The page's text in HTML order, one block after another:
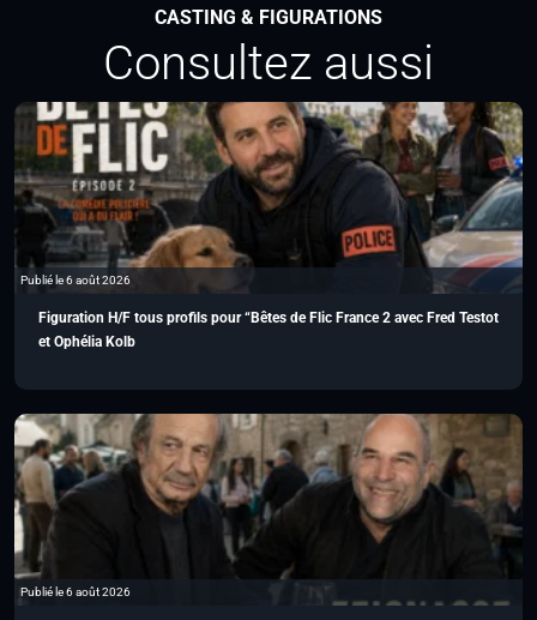
CASTING & FIGURATIONS
Consultez aussi
Publié le 6 août 2026
Figuration H/F tous profils pour “Bêtes de Flic France 2 avec Fred Testot
et Ophélia Kolb
Publié le 6 août 2026